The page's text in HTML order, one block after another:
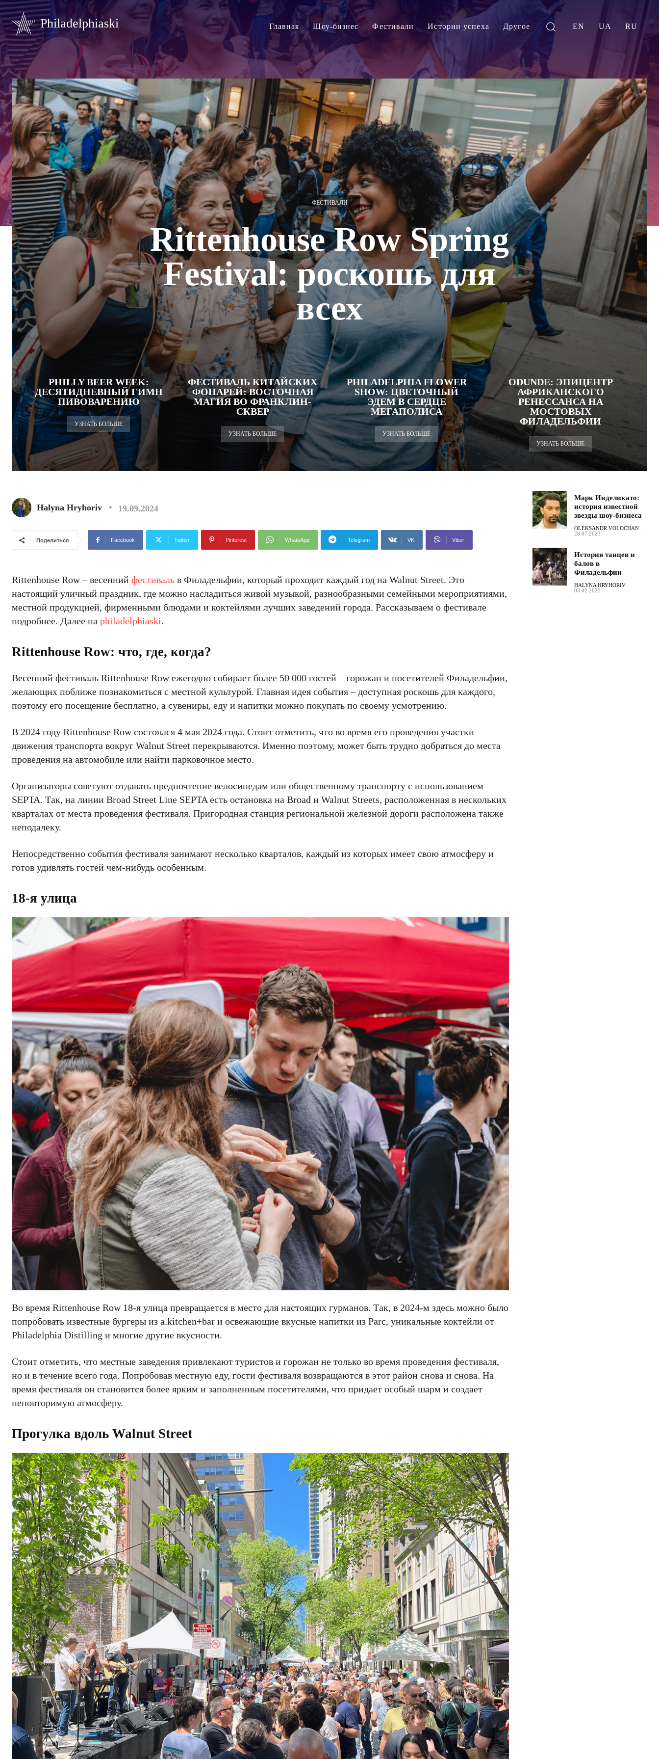
Philadelphiaski Главная Шоу-бизнес Фестивали Истории успеха Другое EN UA RU
ФЕСТИВАЛИ
Rittenhouse Row Spring
Festival: роскошь для
всех
PHILLY BEER WEEK:
ДЕСЯТИДНЕВНЫЙ ГИМН
ПИВОВАРЕНИЮ
УЗНАТЬ БОЛЬШЕ
ФЕСТИВАЛЬ КИТАЙСКИХ
ФОНАРЕЙ: ВОСТОЧНАЯ
МАГИЯ ВО ФРАНКЛИН-
СКВЕР
УЗНАТЬ БОЛЬШЕ
PHILADELPHIA FLOWER
SHOW: ЦВЕТОЧНЫЙ
ЭДЕМ В СЕРДЦЕ
МЕГАПОЛИСА
УЗНАТЬ БОЛЬШЕ
ODUNDE: ЭПИЦЕНТР
АФРИКАНСКОГО
РЕНЕССАНСА НА
МОСТОВЫХ
ФИЛАДЕЛЬФИИ
УЗНАТЬ БОЛЬШЕ
Halyna Hryhoriv 19.09.2024
Поделиться Facebook Twitter Pinterest WhatsApp Telegram VK Viber
Rittenhouse Row – весенний фестиваль в Филадельфии, который проходит каждый год на Walnut Street. Это
настоящий уличный праздник, где можно насладиться живой музыкой, разнообразными семейными мероприятиями,
местной продукцией, фирменными блюдами и коктейлями лучших заведений города. Рассказываем о фестивале
подробнее. Далее на philadelphiaski.
Rittenhouse Row: что, где, когда?
Весенний фестиваль Rittenhouse Row ежегодно собирает более 50 000 гостей – горожан и посетителей Филадельфии,
желающих поближе познакомиться с местной культурой. Главная идея события – доступная роскошь для каждого,
поэтому его посещение бесплатно, а сувениры, еду и напитки можно покупать по своему усмотрению.
В 2024 году Rittenhouse Row состоялся 4 мая 2024 года. Стоит отметить, что во время его проведения участки
движения транспорта вокруг Walnut Street перекрываются. Именно поэтому, может быть трудно добраться до места
проведения на автомобиле или найти парковочное место.
Организаторы советуют отдавать предпочтение велосипедам или общественному транспорту с использованием
SEPTA. Так, на линии Broad Street Line SEPTA есть остановка на Broad и Walnut Streets, расположенная в нескольких
кварталах от места проведения фестиваля. Пригородная станция региональной железной дороги расположена также
неподалеку.
Непосредственно события фестиваля занимают несколько кварталов, каждый из которых имеет свою атмосферу и
готов удивлять гостей чем-нибудь особенным.
18-я улица
Во время Rittenhouse Row 18-я улица превращается в место для настоящих гурманов. Так, в 2024-м здесь можно было
попробовать известные бургеры из a.kitchen+bar и освежающие вкусные напитки из Parc, уникальные коктейли от
Philadelphia Distilling и многие другие вкусности.
Стоит отметить, что местные заведения привлекают туристов и горожан не только во время проведения фестиваля,
но и в течение всего года. Попробовав местную еду, гости фестиваля возвращаются в этот район снова и снова. На
время фестиваля он становится более ярким и заполненным посетителями, что придает особый шарм и создает
неповторимую атмосферу.
Прогулка вдоль Walnut Street
Марк Инделикато:
история известной
звезды шоу-бизнеса
OLEKSANDR VOLOCHAN -
28.07.2023
История танцев и
балов в
Филадельфии
HALYNA HRYHORIV -
03.02.2025